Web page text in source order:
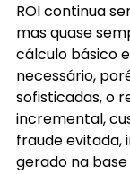
ROI continua
mas quase
cálculo básico
necessário,
sofisticadas, o
incremental,
fraude
gerado na base